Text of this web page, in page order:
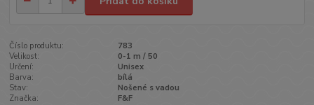
Číslo produktu:
783
Velikost:
0-1 m / 50
Určení:
Unisex
Barva:
bílá
Stav:
Nošené s vadou
Značka:
F&F